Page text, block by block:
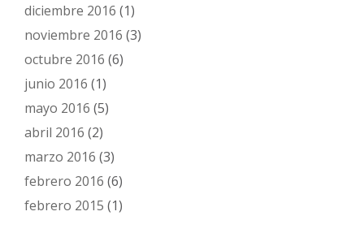
diciembre 2016 (1)
noviembre 2016 (3)
octubre 2016 (6)
junio 2016 (1)
mayo 2016 (5)
abril 2016 (2)
marzo 2016 (3)
febrero 2016 (6)
febrero 2015 (1)